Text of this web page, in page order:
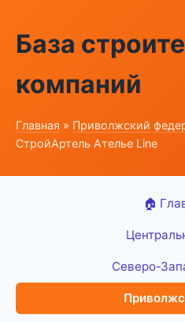
База
компаний
Главная » Приволжский
СтройАртель Ателье Line
🏠
Северо-